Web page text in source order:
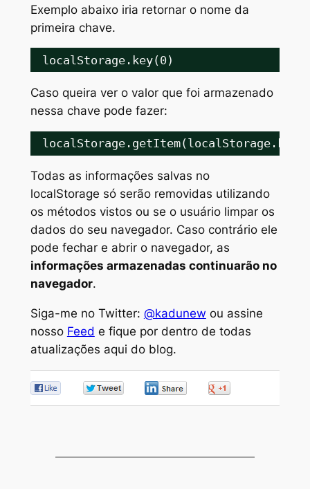
Exemplo abaixo iria retornar o nome da
primeira chave.
localStorage.key(0)
Caso queira ver o valor que foi armazenado
nessa chave pode fazer:
Todas as informações salvas no
localStorage só serão removidas utilizando
os métodos vistos ou se o usuário limpar os
dados do seu navegador. Caso contrário ele
pode fechar e abrir o navegador, as
informações armazenadas continuarão no
navegador.
Siga-me no Twitter: @kadunew ou assine
nosso Feed e fique por dentro de todas
atualizações aqui do blog.